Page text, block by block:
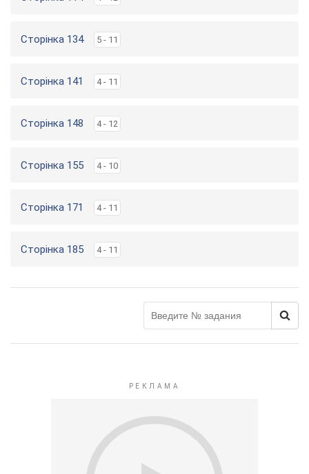
Сторінка 134 5 - 11
Сторінка 141 4 - 11
Сторінка 148 4 - 12
Сторінка 155 4 - 10
Сторінка 171 4 - 11
Сторінка 185 4 - 11